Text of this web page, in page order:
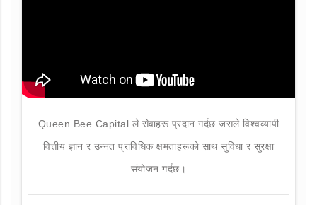
Queen Bee Capital ले सेवाहरू प्रदान गर्दछ जसले विश्वव्यापी
वित्तीय ज्ञान र उन्नत प्राविधिक क्षमताहरूको साथ सुविधा र सुरक्षा
संयोजन गर्दछ।